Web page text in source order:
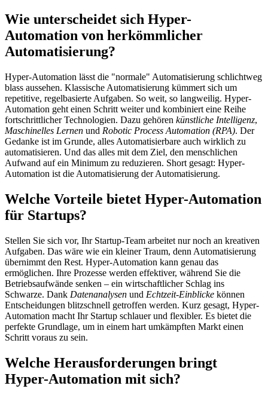
Wie unterscheidet sich Hyper-
Automation von herkömmlicher
Automatisierung?
Hyper-Automation lässt die "normale" Automatisierung schlichtweg
blass aussehen. Klassische Automatisierung kümmert sich um
repetitive, regelbasierte Aufgaben. So weit, so langweilig. Hyper-
Automation geht einen Schritt weiter und kombiniert eine Reihe
fortschrittlicher Technologien. Dazu gehören künstliche Intelligenz,
Maschinelles Lernen und Robotic Process Automation (RPA). Der
Gedanke ist im Grunde, alles Automatisierbare auch wirklich zu
automatisieren. Und das alles mit dem Ziel, den menschlichen
Aufwand auf ein Minimum zu reduzieren. Short gesagt: Hyper-
Automation ist die Automatisierung der Automatisierung.
Welche Vorteile bietet Hyper-Automation
für Startups?
Stellen Sie sich vor, Ihr Startup-Team arbeitet nur noch an kreativen
Aufgaben. Das wäre wie ein kleiner Traum, denn Automatisierung
übernimmt den Rest. Hyper-Automation kann genau das
ermöglichen. Ihre Prozesse werden effektiver, während Sie die
Betriebsaufwände senken – ein wirtschaftlicher Schlag ins
Schwarze. Dank Datenanalysen und Echtzeit-Einblicke können
Entscheidungen blitzschnell getroffen werden. Kurz gesagt, Hyper-
Automation macht Ihr Startup schlauer und flexibler. Es bietet die
perfekte Grundlage, um in einem hart umkämpften Markt einen
Schritt voraus zu sein.
Welche Herausforderungen bringt
Hyper-Automation mit sich?